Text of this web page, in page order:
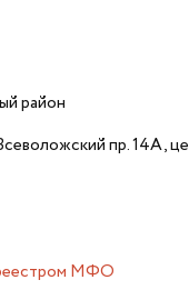
район
пр. 14А,
реестром МФО